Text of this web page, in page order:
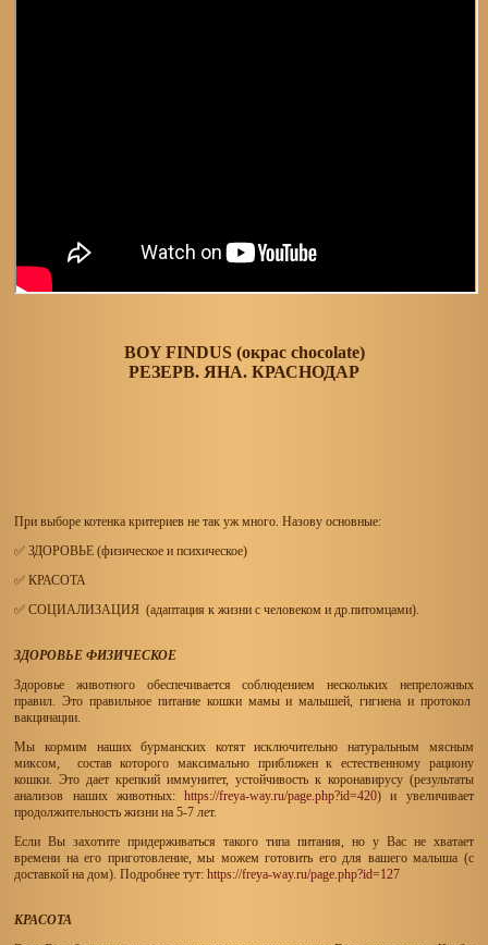
BOY FINDUS (окрас chocolate)
РЕЗЕРВ. ЯНА. КРАСНОДАР
При выборе котенка критериев не так уж много. Назову основные:
✅ ЗДОРОВЬЕ (физическое и психическое)
✅ КРАСОТА
✅ СОЦИАЛИЗАЦИЯ (адаптация к жизни с человеком и др.питомцами).
ЗДОРОВЬЕ ФИЗИЧЕСКОЕ
Здоровье животного обеспечивается соблюдением нескольких непреложных
правил. Это правильное питание кошки мамы и малышей, гигиена и протокол
вакцинации.
Мы кормим наших бурманских котят исключительно натуральным мясным
миксом, состав которого максимально приближен к естественному рациону
кошки. Это дает крепкий иммунитет, устойчивость к коронавирусу (результаты
анализов наших животных:https://freya-way.ru/page.php?id=420) и увеличивает
продолжительность жизни на 5-7 лет.
Если Вы захотите придерживаться такого типа питания, но у Вас не хватает
времени на его приготовление, мы можем готовить его для вашего малыша (с
доставкой на дом). Подробнее тут:https://freya-way.ru/page.php?id=127
КРАСОТА